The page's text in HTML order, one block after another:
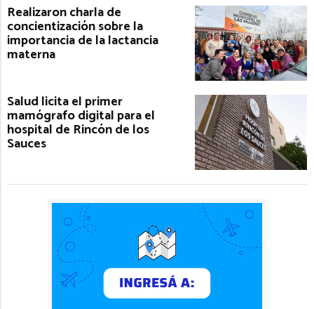
Realizaron charla de
concientización sobre la
importancia de la lactancia
materna
Salud licita el primer
mamógrafo digital para el
hospital de Rincón de los
Sauces